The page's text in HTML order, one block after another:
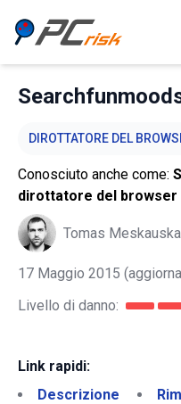
DIROTTATORE DEL
Conosciuto anche come:
dirottatore del browser
Tomas
17 Maggio 2015
Livello di danno:
Link rapidi:
Descrizione